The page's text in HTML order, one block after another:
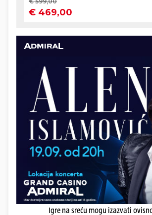
Igre na sreću mogu izazvati